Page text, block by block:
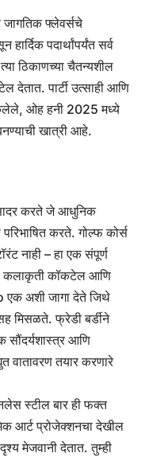
फ्लेवर्सचे
पदार्थांपर्यंत सर्व
ठिकाणच्या चैतन्यशील
पार्टी उत्साही आणि
ओह हनी 2025 मध्ये
खात्री आहे.
करते जे आधुनिक
करते. गोल्फ कोर्स
नाही – हा एक संपूर्ण
कलाकृती कॉकटेल आणि
एक अशी जागा देते जिथे
मिसळते. फ्रेडी बर्डीने
आणि
वातावरण तयार करणारे
स्टील बार ही फक्त
आर्ट प्रोजेक्शनचा देखील
मेजवानी देतात. तुम्ही